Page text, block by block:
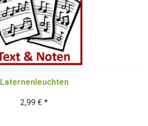
Laternenleuchten
2,99 € *